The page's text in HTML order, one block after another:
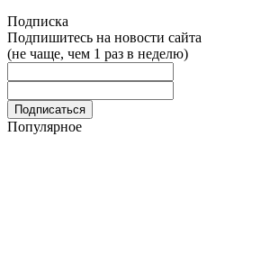
Подписка
Подпишитесь на новости сайта
(не чаще, чем 1 раз в неделю)
Популярное